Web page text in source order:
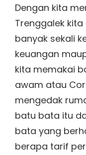
Dengan kita
Trenggalek
banyak sekali
keuangan
kita memakai
awam atau
mengedak
batu bata itu
bata yang
berapa tarif